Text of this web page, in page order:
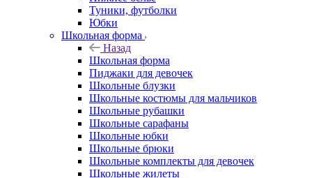
Туники, футболки
Юбки
Школьная форма
Назад
Школьная форма
Пиджаки для девочек
Школьные блузки
Школьные костюмы для мальчиков
Школьные рубашки
Школьные сарафаны
Школьные юбки
Школьные брюки
Школьные комплекты для девочек
Школьные жилеты